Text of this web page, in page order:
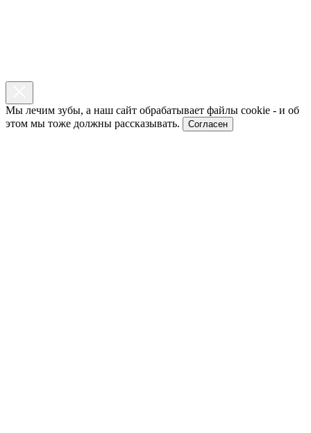
Мы лечим зубы, а наш сайт обрабатывает файлы cookie - и об
этом мы тоже должны рассказывать.
Согласен